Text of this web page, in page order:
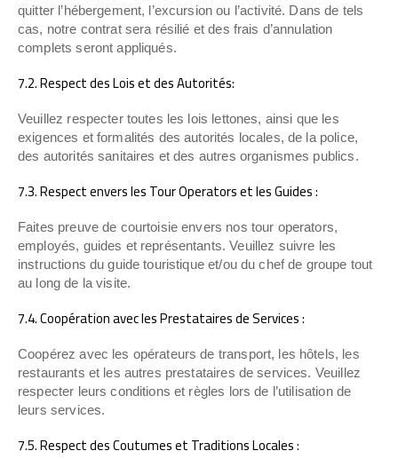
quitter l’hébergement, l’excursion ou l’activité. Dans de tels
cas, notre contrat sera résilié et des frais d’annulation
complets seront appliqués.
7.2. Respect des Lois et des Autorités:
Veuillez respecter toutes les lois lettones, ainsi que les
exigences et formalités des autorités locales, de la police,
des autorités sanitaires et des autres organismes publics.
7.3. Respect envers les Tour Operators et les Guides :
Faites preuve de courtoisie envers nos tour operators,
employés, guides et représentants. Veuillez suivre les
instructions du guide touristique et/ou du chef de groupe tout
au long de la visite.
7.4. Coopération avec les Prestataires de Services :
Coopérez avec les opérateurs de transport, les hôtels, les
restaurants et les autres prestataires de services. Veuillez
respecter leurs conditions et règles lors de l’utilisation de
leurs services.
7.5. Respect des Coutumes et Traditions Locales :